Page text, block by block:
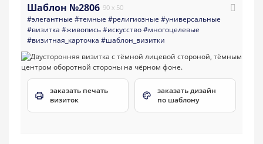
Шаблон №2806 90 x 50
#элегантные #темные #религиозные #универсальные
#визитка #живопись#искусство#многоцелевые
#визитная_карточка #шаблон_визитки
заказать печать
визиток
заказать дизайн
по шаблону